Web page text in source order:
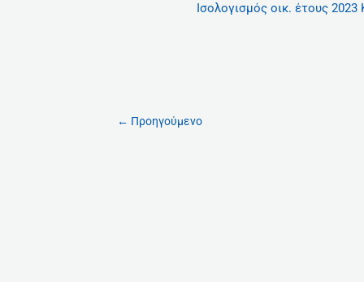
Ισολογισμός οικ. έτους
← Προηγούμενο